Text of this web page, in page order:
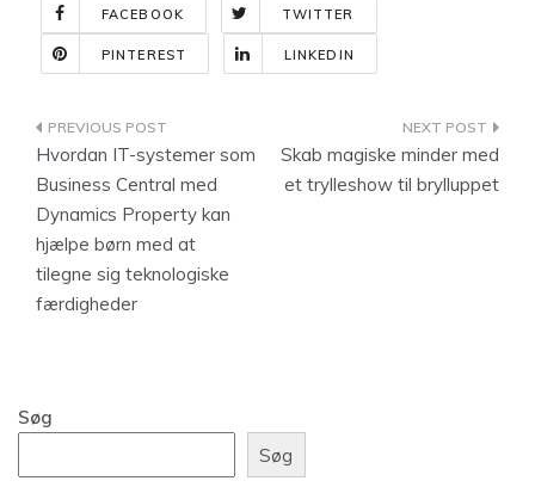
FACEBOOK TWITTER
PINTEREST LINKEDIN
Indlægsnavigation
Hvordan IT-systemer som
Business Central med
Dynamics Property kan
hjælpe børn med at
tilegne sig teknologiske
færdigheder
Skab magiske minder med
et trylleshow til brylluppet
Søg
Søg